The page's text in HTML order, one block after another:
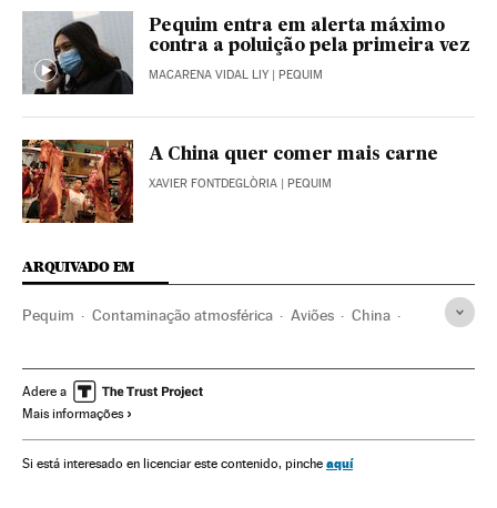
Pequim entra em alerta máximo
contra a poluição pela primeira vez
MACARENA VIDAL LIY | PEQUIM
A China quer comer mais carne
XAVIER FONTDEGLÒRIA | PEQUIM
ARQUIVADO EM
Pequim Contaminação atmosférica Aviões China
Ásia Transporte aéreo Transporte
Adere a
Mais informações
Si está interesado en licenciar este contenido, pinche aquí